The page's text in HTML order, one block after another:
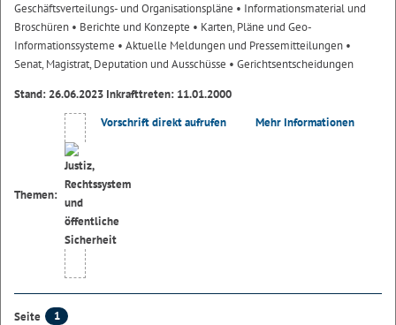
Geschäftsverteilungs- und Organisationspläne • Informationsmaterial und
Broschüren • Berichte und Konzepte • Karten, Pläne und Geo-
Informationssysteme • Aktuelle Meldungen und Pressemitteilungen •
Senat, Magistrat, Deputation und Ausschüsse • Gerichtsentscheidungen
Stand: 26.06.2023 Inkrafttreten: 11.01.2000
Themen:
Vorschrift direkt aufrufen Mehr Informationen
Seite
1